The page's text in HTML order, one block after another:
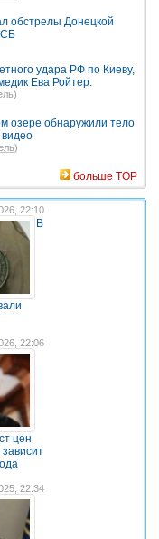
обстрелы Донецкой
удара РФ по Киеву,
Ева Ройтер.
)
озере обнаружили тело
видео
)
больше TOP
22:10
В
22:06
цен
22:34